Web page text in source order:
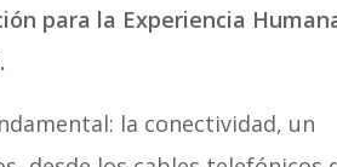
para la Experiencia
la conectividad, un